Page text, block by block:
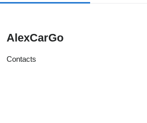
AlexCarGo
Contacts